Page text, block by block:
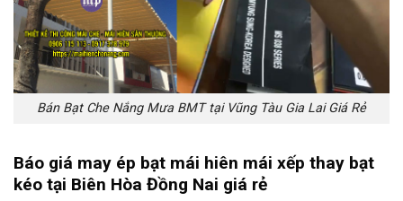
Bán Bạt Che Nắng Mưa BMT tại Vũng Tàu Gia Lai Giá Rẻ
Báo giá may ép bạt mái hiên mái xếp thay bạt
kéo tại Biên Hòa Đồng Nai giá rẻ